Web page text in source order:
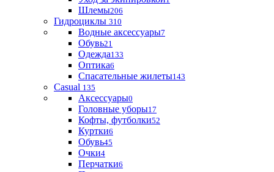
Шлемы206
Гидроциклы 310
Водные аксессуары7
Обувь21
Одежда133
Оптика6
Спасательные жилеты143
Casual 135
Аксессуары0
Головные уборы17
Кофты, футболки52
Куртки6
Обувь45
Очки4
Перчатки6